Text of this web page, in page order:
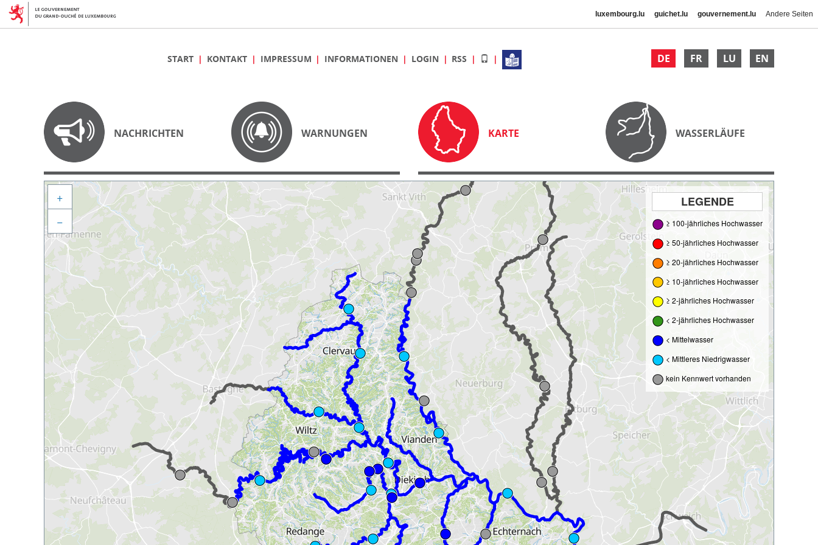
luxembourg.lu guichet.lu gouvernement.lu Andere Seiten
DE FR LU EN
START KONTAKT IMPRESSUM INFORMATIONEN LOGIN RSS
NACHRICHTEN WARNUNGEN KARTE WASSERLÄUFE
LEGENDE
≥ 100-jährliches Hochwasser
≥ 50-jährliches Hochwasser
≥ 20-jährliches Hochwasser
≥ 10-jährliches Hochwasser
≥ 2-jährliches Hochwasser
< 2-jährliches Hochwasser
< Mittelwasser
< Mittleres Niedrigwasser
kein Kennwert vorhanden
+
−